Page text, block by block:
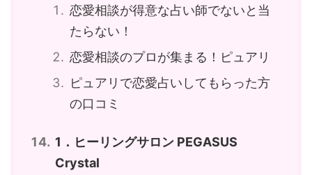
恋愛相談が得意な占い師でないと当
たらない！
恋愛相談のプロが集まる！ピュアリ
ピュアリで恋愛占いしてもらった方
の口コミ
1．ヒーリングサロン PEGASUS
Crystal